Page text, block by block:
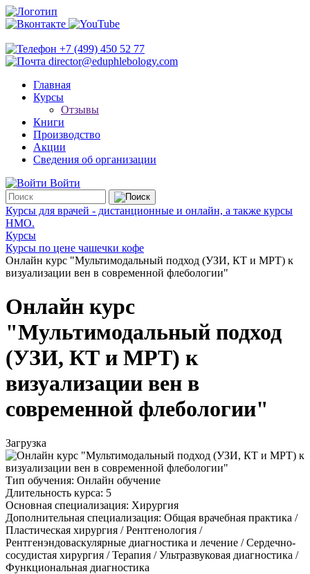
+7 (499) 450 52 77
director@eduphlebology.com
Главная
Курсы
Отзывы
Книги
Производство
Акции
Сведения об организации
Войти
Курсы для врачей - дистанционные и онлайн, а также курсы
НМО.
Курсы
Курсы по цене чашечки кофе
Онлайн курс "Мультимодальный подход (УЗИ, КТ и МРТ) к
визуализации вен в современной флебологии"
Онлайн курс
"Мультимодальный подход
(УЗИ, КТ и МРТ) к
визуализации вен в
современной флебологии"
Загрузка
Тип обучения: Онлайн обучение
Длительность курса: 5
Основная специализация: Хирургия
Дополнительная специализация: Общая врачебная практика /
Пластическая хирургия / Рентгенология /
Рентгенэндоваскулярные диагностика и лечение / Сердечно-
сосудистая хирургия / Терапия / Ультразвуковая диагностика /
Функциональная диагностика